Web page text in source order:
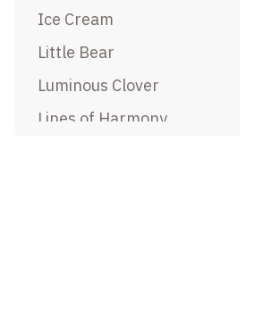
Shortener
Toggle
Ring Part
Charm
EarCuff
Earpost
Magnet Earring
Ice Cream
Little Bear
Luminous Clover
Lines of Harmony